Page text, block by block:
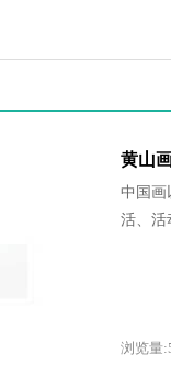
黄山
中国画
活、活
浏览量